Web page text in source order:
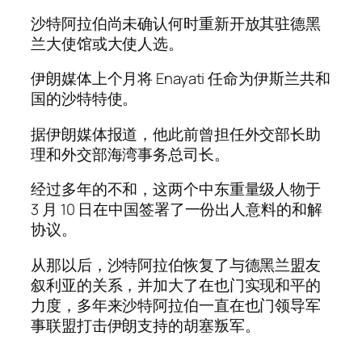
沙特阿拉伯尚未确认何时重新开放其驻德黑
兰大使馆或大使人选。
伊朗媒体上个月将 Enayati 任命为伊斯兰共和
国的沙特特使。
据伊朗媒体报道，他此前曾担任外交部长助
理和外交部海湾事务总司长。
经过多年的不和，这两个中东重量级人物于
3 月 10 日在中国签署了一份出人意料的和解
协议。
从那以后，沙特阿拉伯恢复了与德黑兰盟友
叙利亚的关系，并加大了在也门实现和平的
力度，多年来沙特阿拉伯一直在也门领导军
事联盟打击伊朗支持的胡塞叛军。